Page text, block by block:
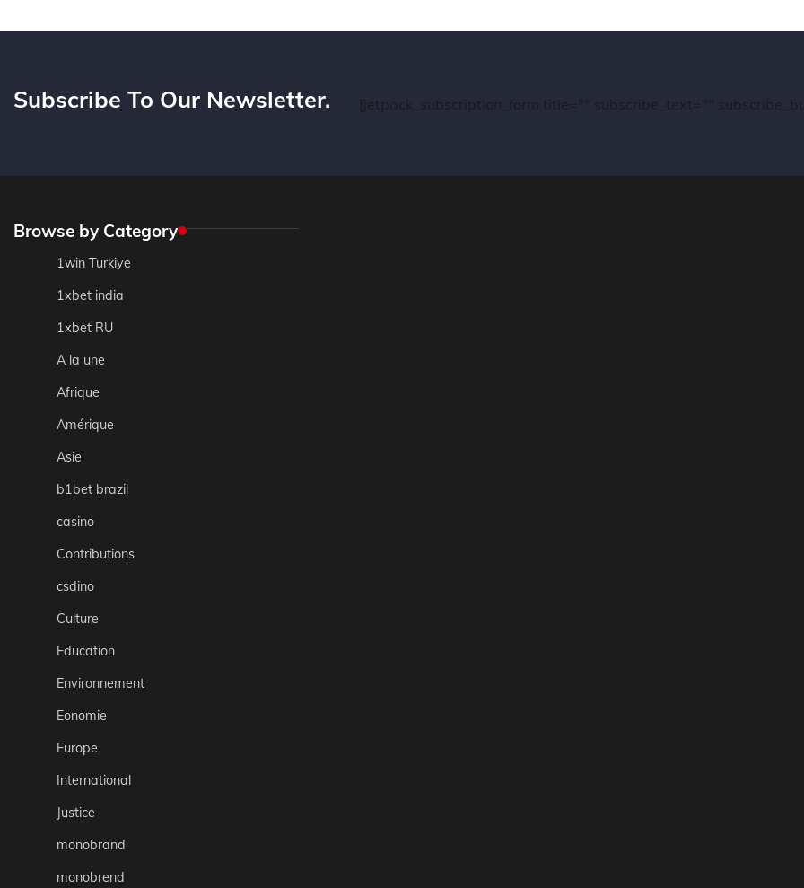
Subscribe To Our Newsletter. [jetpack_subscription_form title="" subscribe_text=""
Browse by Category
1win Turkiye
1xbet india
1xbet RU
A la une
Afrique
Amérique
Asie
b1bet brazil
casino
Contributions
csdino
Culture
Education
Environnement
Eonomie
Europe
International
Justice
monobrand
monobrend